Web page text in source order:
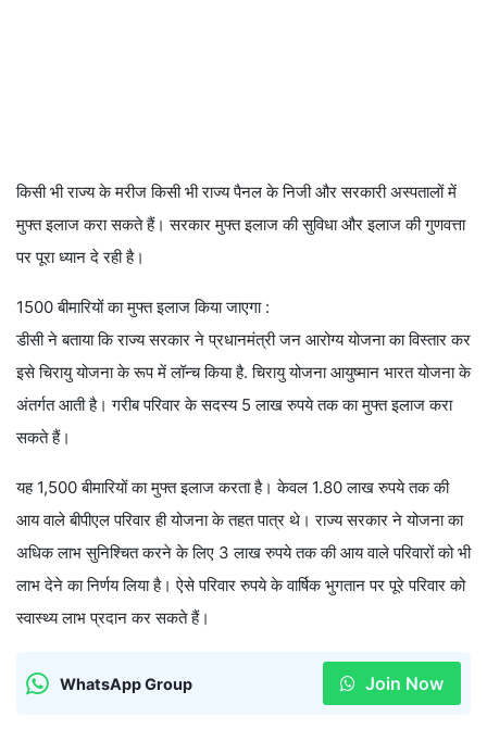
किसी भी राज्य के मरीज किसी भी राज्य पैनल के निजी और सरकारी अस्पतालों में
मुफ्त इलाज करा सकते हैं। सरकार मुफ्त इलाज की सुविधा और इलाज की गुणवत्ता
पर पूरा ध्यान दे रही है।
1500 बीमारियों का मुफ्त इलाज किया जाएगा :
डीसी ने बताया कि राज्य सरकार ने प्रधानमंत्री जन आरोग्य योजना का विस्तार कर
इसे चिरायु योजना के रूप में लॉन्च किया है. चिरायु योजना आयुष्मान भारत योजना के
अंतर्गत आती है। गरीब परिवार के सदस्य 5 लाख रुपये तक का मुफ्त इलाज करा
सकते हैं।
यह 1,500 बीमारियों का मुफ्त इलाज करता है। केवल 1.80 लाख रुपये तक की
आय वाले बीपीएल परिवार ही योजना के तहत पात्र थे। राज्य सरकार ने योजना का
अधिक लाभ सुनिश्चित करने के लिए 3 लाख रुपये तक की आय वाले परिवारों को भी
लाभ देने का निर्णय लिया है। ऐसे परिवार रुपये के वार्षिक भुगतान पर पूरे परिवार को
स्वास्थ्य लाभ प्रदान कर सकते हैं।
WhatsApp Group Join Now